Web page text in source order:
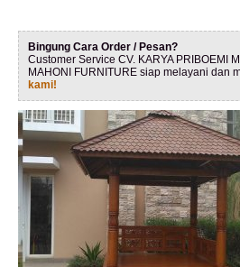
Bingung Cara Order / Pesan?
Customer Service CV. KARYA PRIBOEMI
MAHONI FURNITURE siap melayani dan
kami!